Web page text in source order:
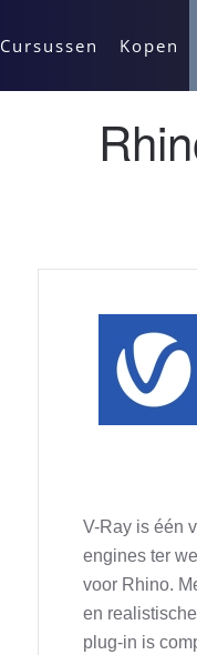
Cursussen Kopen
V-Ray is één
engines ter
voor Rhino.
en
plug-in is